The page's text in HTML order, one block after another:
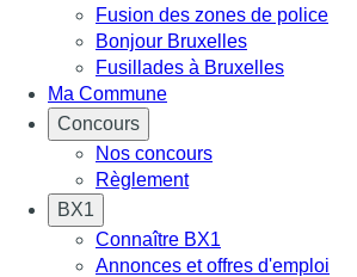
Fusion des zones de police
Bonjour Bruxelles
Fusillades à Bruxelles
Ma Commune
Concours
Nos concours
Règlement
BX1
Connaître BX1
Annonces et offres d'emploi